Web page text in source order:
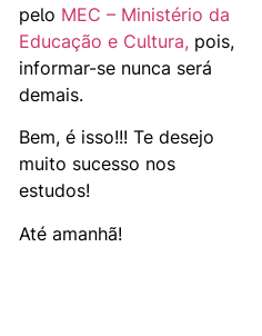
pelo MEC – Ministério da
Educação e Cultura, pois,
informar-se nunca será
demais.
Bem, é isso!!! Te desejo
muito sucesso nos
estudos!
Até amanhã!